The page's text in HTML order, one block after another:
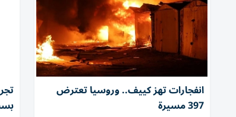
انفجارات تهز كييف.. وروسيا تعترض
397 مسيرة